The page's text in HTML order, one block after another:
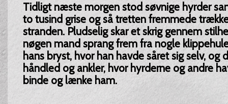
Tidligt næste morgen stod søvnige hyrder
to tusind grise og så tretten fremmede
stranden. Pludselig skar et skrig gennem
nøgen mand sprang frem fra nogle
hans bryst, hvor han havde såret sig selv, og
håndled og ankler, hvor hyrderne og andre
binde og lænke ham.